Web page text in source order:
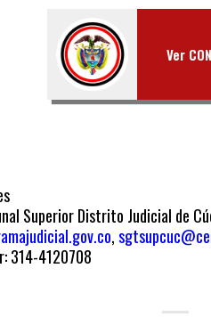
Ver
Superior Distrito Judicial de
,
314-4120708